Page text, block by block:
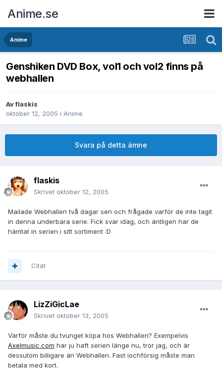
Anime.se
Anime
Genshiken DVD Box, vol1 och vol2 finns på
webhallen
Avflaskis
oktober 12, 2005 i Anime
Svara på detta ämne
flaskis
Skrivet oktober 12, 2005
Mailade Webhallen två dagar sen och frågade varför de inte tagit
in denna underbara serie. Fick svar idag, och äntligen har de
hämtat in serien i sitt sortiment :D
Citat
LizZiGicLae
Skrivet oktober 13, 2005
Varför måste du tvunget köpa hos Webhallen? Exempelvis
Axelmusic.com har ju haft serien länge nu, tror jag, och är
dessutom billigare än Webhallen. Fast iochförsig måste man
betala med kort.